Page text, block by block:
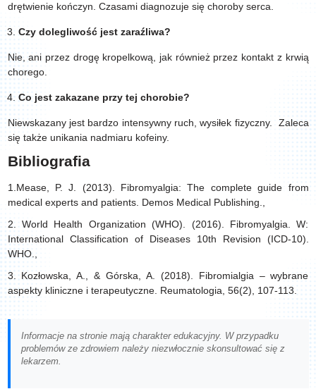
drętwienie kończyn. Czasami diagnozuje się choroby serca.
Czy dolegliwość jest zaraźliwa?
Nie, ani przez drogę kropelkową, jak również przez kontakt z krwią
chorego.
Co jest zakazane przy tej chorobie?
Niewskazany jest bardzo intensywny ruch, wysiłek fizyczny. Zaleca
się także unikania nadmiaru kofeiny.
Bibliografia
1.Mease, P. J. (2013). Fibromyalgia: The complete guide from
medical experts and patients. Demos Medical Publishing.,
2. World Health Organization (WHO). (2016). Fibromyalgia. W:
International Classification of Diseases 10th Revision (ICD-10).
WHO.,
3. Kozłowska, A., & Górska, A. (2018). Fibromialgia – wybrane
aspekty kliniczne i terapeutyczne. Reumatologia, 56(2), 107-113.
Informacje na stronie mają charakter edukacyjny. W przypadku
problemów ze zdrowiem należy niezwłocznie skonsultować się z
lekarzem.